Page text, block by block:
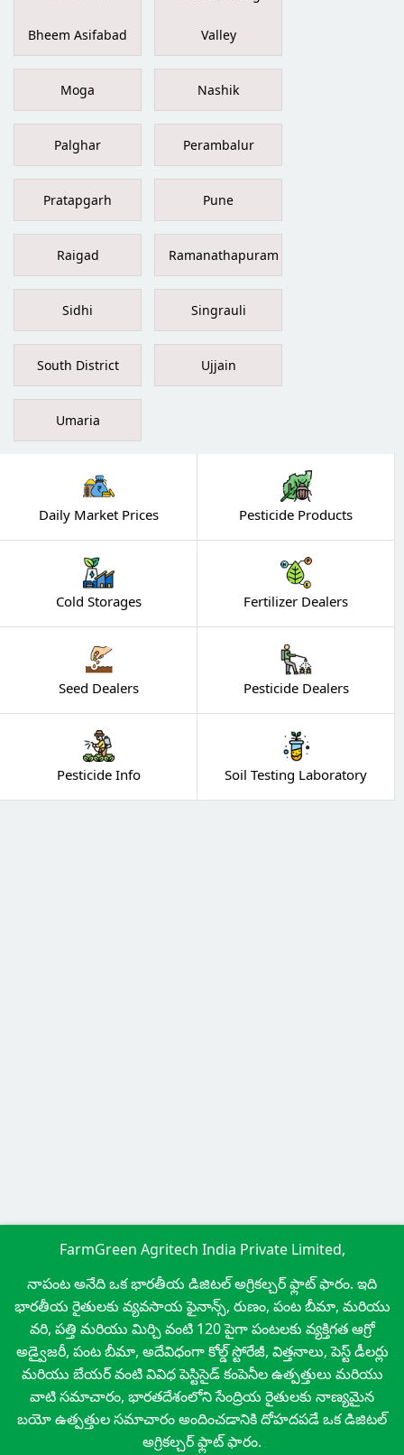
Bheem Asifabad Valley
Moga Nashik
Palghar Perambalur
Pratapgarh Pune
Raigad Ramanathapuram
Sidhi Singrauli
South District Ujjain
Umaria
Daily Market Prices Pesticide Products
Cold Storages Fertilizer Dealers
Seed Dealers Pesticide Dealers
Pesticide Info Soil Testing Laboratory
FarmGreen Agritech India Private Limited,
నాపంట అనేది ఒక భారతీయ డిజిటల్ అగ్రికల్చర్ ఫ్లాట్ ఫారం. ఇది
భారతీయ రైతులకు వ్యవసాయ ఫైనాన్స్, రుణం, పంట బీమా, మరియు
వరి, పత్తి మరియు మిర్చి వంటి 120 పైగా పంటలకు వ్యక్తిగత ఆగ్రో
అడ్వైజరీ, పంట బీమా, అదేవిధంగా కోల్డ్ స్టోరేజీ, విత్తనాలు, పెస్ట్ డీలర్లు
మరియు బేయర్ వంటి వివిధ పెస్టిసైడ్ కంపెనీల ఉత్పత్తులు మరియు
వాటి సమాచారం, భారతదేశంలోని సేంద్రియ రైతులకు నాణ్యమైన
బయో ఉత్పత్తుల సమాచారం అందించడానికి దోహదపడే ఒక డిజిటల్
అగ్రికల్చర్ ఫ్లాట్ ఫారం.